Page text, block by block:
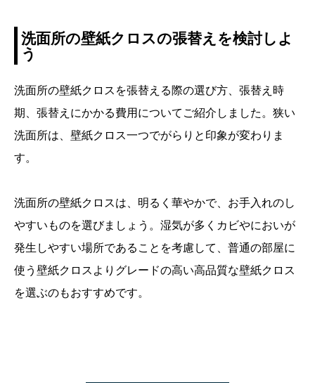
洗面所の壁紙クロスの張替えを検討しよ
う
洗面所の壁紙クロスを張替える際の選び方、張替え時
期、張替えにかかる費用についてご紹介しました。狭い
洗面所は、壁紙クロス一つでがらりと印象が変わりま
す。
洗面所の壁紙クロスは、明るく華やかで、お手入れのし
やすいものを選びましょう。湿気が多くカビやにおいが
発生しやすい場所であることを考慮して、普通の部屋に
使う壁紙クロスよりグレードの高い高品質な壁紙クロス
を選ぶのもおすすめです。